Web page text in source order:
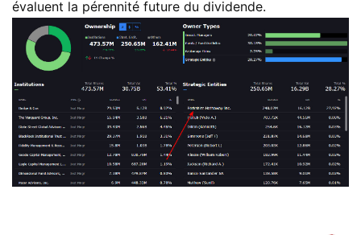
évaluent la pérennité future du dividende.